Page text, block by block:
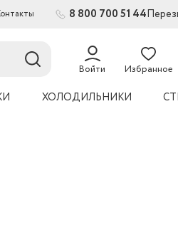
8 800 700 51 44
Войти Избранное
ХОЛОДИЛЬНИКИ